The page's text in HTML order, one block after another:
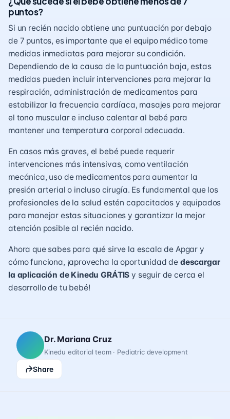
puntos?
Si un recién nacido obtiene una puntuación por debajo
de 7 puntos, es importante que el equipo médico tome
medidas inmediatas para mejorar su condición.
Dependiendo de la causa de la puntuación baja, estas
medidas pueden incluir intervenciones para mejorar la
respiración, administración de medicamentos para
estabilizar la frecuencia cardíaca, masajes para mejorar
el tono muscular e incluso calentar al bebé para
mantener una temperatura corporal adecuada.
En casos más graves, el bebé puede requerir
intervenciones más intensivas, como ventilación
mecánica, uso de medicamentos para aumentar la
presión arterial o incluso cirugía. Es fundamental que los
profesionales de la salud estén capacitados y equipados
para manejar estas situaciones y garantizar la mejor
atención posible al recién nacido.
Ahora que sabes para qué sirve la escala de Apgar y
cómo funciona, ¡aprovecha la oportunidad de descargar
la aplicación de Kinedu GRÁTIS y seguir de cerca el
desarrollo de tu bebé!
Dr. Mariana Cruz
Kinedu editorial team · Pediatric development
Share